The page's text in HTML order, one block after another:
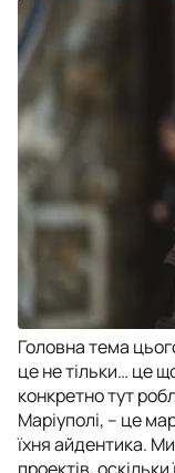
Головна тема
це не тільки… це
конкретно тут
Маріуполі, – це
їхня айдентика.